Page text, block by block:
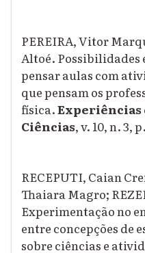
PEREIRA, Vitor
Altoé. Possibilidades
pensar aulas com
que pensam os
física.Experiências
Ciências, v. 10, n. 3,
RECEPUTI, Caian
Thaiara Magro;
Experimentação no
entre concepções de
sobre ciências e